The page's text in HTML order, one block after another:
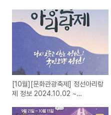
[10월][문화관광축제] 정선아리랑
제 정보 2024.10.02 ~